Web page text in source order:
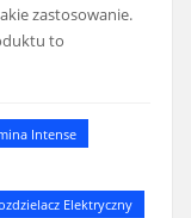
zastosowanie.
to
Intense
Elektryczny